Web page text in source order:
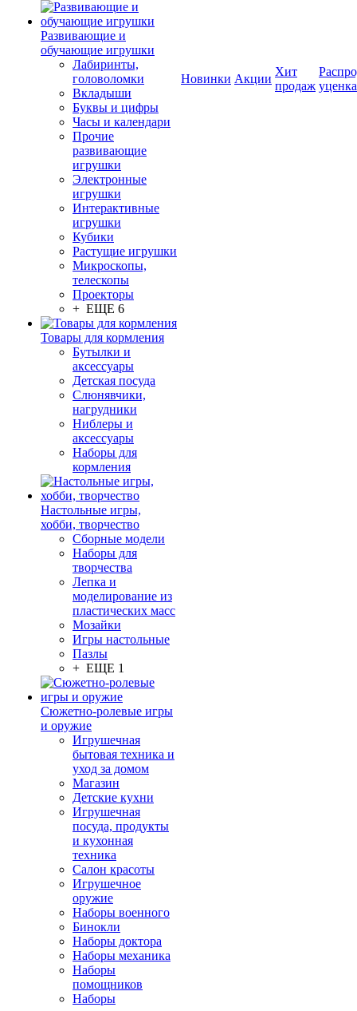
Развивающие и
обучающие игрушки
Лабиринты,
головоломки
Вкладыши
Буквы и цифры
Часы и календари
Прочие
развивающие
игрушки
Электронные
игрушки
Интерактивные
игрушки
Кубики
Растущие игрушки
Микроскопы,
телескопы
Проекторы
+ ЕЩЕ 6
Товары для кормления
Бутылки и
аксессуары
Детская посуда
Слюнявчики,
нагрудники
Ниблеры и
аксессуары
Наборы для
кормления
Настольные игры,
хобби, творчество
Сборные модели
Наборы для
творчества
Лепка и
моделирование из
пластических масс
Мозайки
Игры настольные
Пазлы
+ ЕЩЕ 1
Сюжетно-ролевые игры
и оружие
Игрушечная
бытовая техника и
уход за домом
Магазин
Детские кухни
Игрушечная
посуда, продукты
и кухонная
техника
Салон красоты
Игрушечное
оружие
Наборы военного
Бинокли
Наборы доктора
Наборы механика
Наборы
помощников
Наборы
Новинки Акции
Хит
продаж уценка